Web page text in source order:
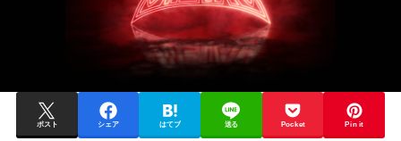
ポスト シェア はてブ 送る Pocket Pin it